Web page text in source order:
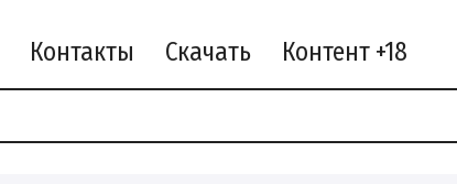
Контакты Скачать